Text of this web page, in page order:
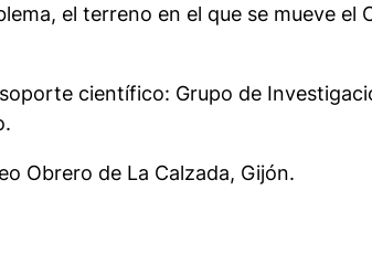
el terreno en el que se mueve el
científico: Grupo de
Obrero de La Calzada, Gijón.